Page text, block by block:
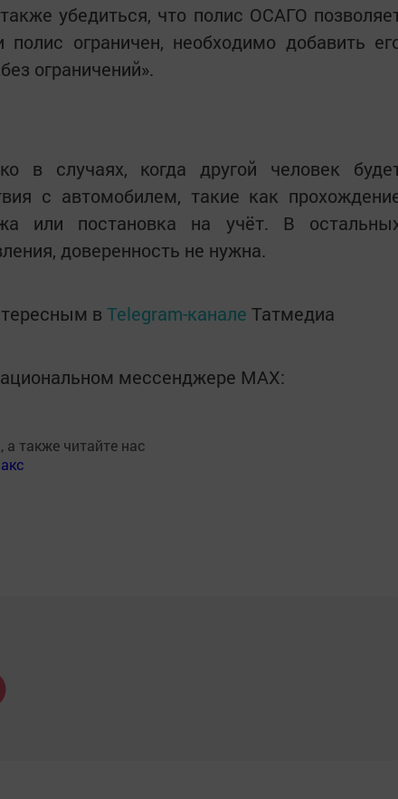
убедиться, что полис ОСАГО
полис ограничен, необходимо добавить
ограничений».
в случаях, когда другой человек
с автомобилем, такие как
или постановка на учёт. В
доверенность не нужна.
в Telegram-канале Татмедиа
мессенджере MАХ:
, а также читайте нас